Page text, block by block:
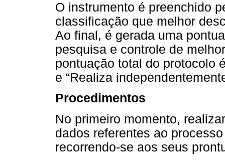
O instrumento é preenchido
classificação que melhor
Ao final, é gerada uma
pesquisa e controle de
pontuação total do protocolo
e “Realiza
Procedimentos
No primeiro momento,
dados referentes ao
recorrendo-se aos seus